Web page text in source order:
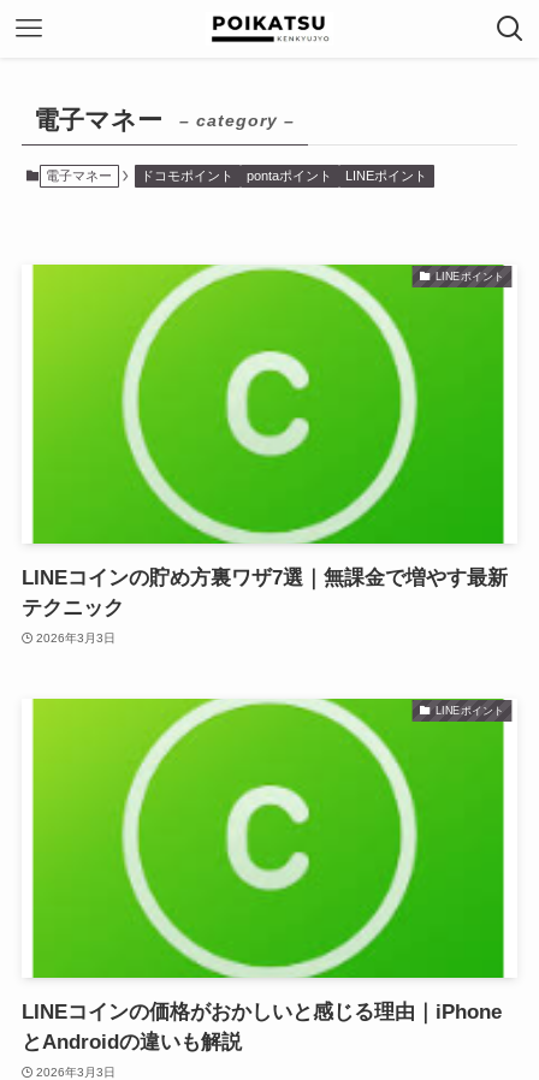
電子マネー – category –
電子マネー ドコモポイント pontaポイント LINEポイント
LINEポイント
LINEコインの貯め方裏ワザ7選｜無課金で増やす最新
テクニック
2026年3月3日
LINEポイント
LINEコインの価格がおかしいと感じる理由｜iPhone
とAndroidの違いも解説
2026年3月3日